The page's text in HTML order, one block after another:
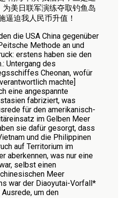
为美日联军演练夺取钓鱼岛
逼迫我人民币升值！
die USA China gegenüber
Methode an und
erstens haben sie den
Untergang des
Cheonan, wofür
machte]
eine angespannte
fabriziert, was
für den amerikanisch-
im Gelben Meer
sie dafür gesorgt, dass
und die Philippinen
auf Territorium im
aberkennen, was nur eine
selbst einen
Meer
war der Diaoyutai-Vorfall*
um den